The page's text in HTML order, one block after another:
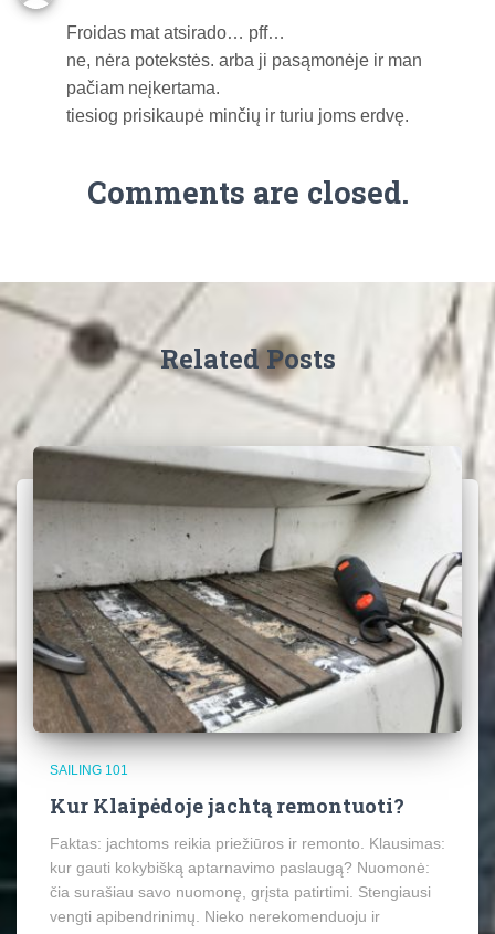
Froidas mat atsirado… pff…
ne, nėra potekstės. arba ji pasąmonėje ir man
pačiam neįkertama.
tiesiog prisikaupė minčių ir turiu joms erdvę.
Comments are closed.
Related Posts
SAILING 101
Kur Klaipėdoje jachtą remontuoti?
Faktas: jachtoms reikia priežiūros ir remonto. Klausimas:
kur gauti kokybišką aptarnavimo paslaugą? Nuomonė:
čia surašiau savo nuomonę, grįsta patirtimi. Stengiausi
vengti apibendrinimų. Nieko nerekomenduoju ir